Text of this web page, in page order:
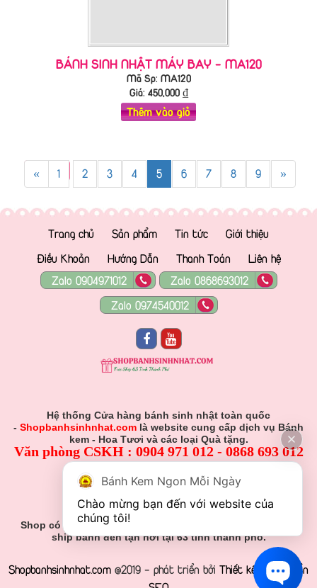
BÁNH SINH NHẬT MÁY BAY - MA120
Mã Sp: MA120
Giá: 450,000₫
Thêm vào giỏ
« 1 2 3 4 5 6 7 8 9 »
Trang chủ Sản phẩm Tin tức
Giới thiệu
Điều Khoản
Hướng Dẫn Thanh Toán
Liên hệ
Zalo 0904971012
Zalo 0868693012
Zalo 0974540012
Hệ thống Cửa hàng bánh sinh nhật toàn quốc
- Shopbanhsinhnhat.com là website cung cấp dịch vụ Bánh
kem - Hoa Tươi và các loại Quà tặng.
Văn phòng CSKH : 0904 971 012 - 0868 693 012
Hỗ Trợ Viên :
0904 971 012 - 0868 693 012
Gmail: Muabanhsinhnhat@gmail.com
Shop có nhận đơn đặt hàng theo yêu cầu khách hàng và
ship bánh đến tận nơi tại 63 tỉnh thành phố.
Shopbanhsinhnhat.com @2019 - phát triển bởi Thiết kế web chuẩn
Bánh Kem Ngon Mỗi Ngày
Chào mừng bạn đến với website của
chúng tôi!